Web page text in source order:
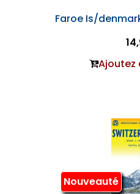
Faroe Is/
Ajoutez
Nouveauté